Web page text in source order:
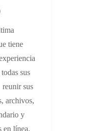
tiene
sus
sus
archivos,
y
en línea.